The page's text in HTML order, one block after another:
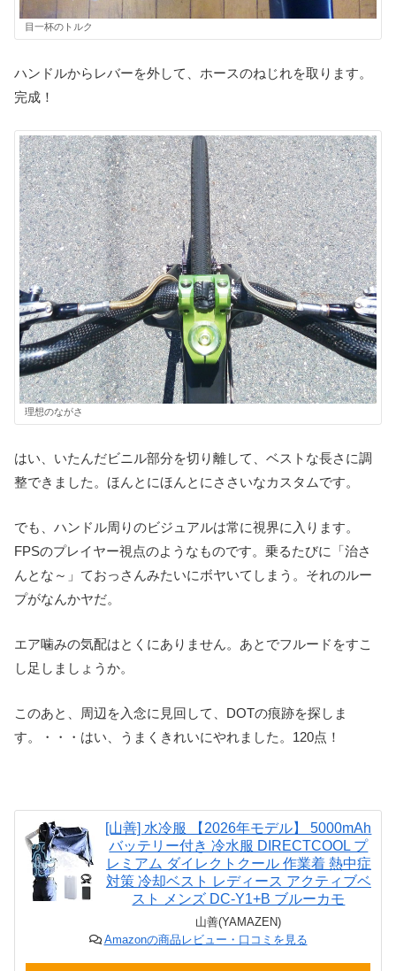
目一杯のトルク
ハンドルからレバーを外して、ホースのねじれを取ります。
完成！
理想のながさ
はい、いたんだビニル部分を切り離して、ベストな長さに調
整できました。ほんとにほんとにささいなカスタムです。
でも、ハンドル周りのビジュアルは常に視界に入ります。
FPSのプレイヤー視点のようなものです。乗るたびに「治さ
んとな～」ておっさんみたいにボヤいてしまう。それのルー
プがなんかヤだ。
エア噛みの気配はとくにありません。あとでフルードをすこ
し足しましょうか。
このあと、周辺を入念に見回して、DOTの痕跡を探しま
す。・・・はい、うまくきれいにやれました。120点！
[山善] 水冷服 【2026年モデル】 5000mAh
バッテリー付き 冷水服 DIRECTCOOL プ
レミアム ダイレクトクール 作業着 熱中症
対策 冷却ベスト レディース アクティブベ
スト メンズ DC-Y1+B ブルーカモ
山善(YAMAZEN)
Amazonの商品レビュー・口コミを見る